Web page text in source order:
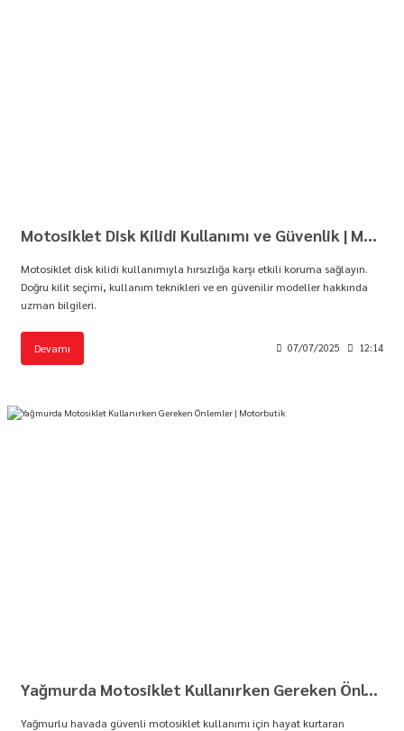
Motosiklet Disk Kilidi Kullanımı ve Güvenlik | Motorbutik
Motosiklet disk kilidi kullanımıyla hırsızlığa karşı etkili koruma sağlayın.
Doğru kilit seçimi, kullanım teknikleri ve en güvenilir modeller hakkında
uzman bilgileri.
Devamı 07/07/2025 12:14
Yağmurda Motosiklet Kullanırken Gereken Önlemler | Motorbutik
Yağmurlu havada güvenli motosiklet kullanımı için hayat kurtaran